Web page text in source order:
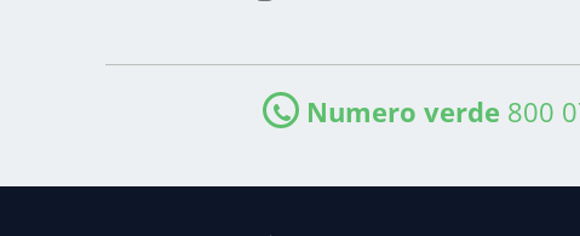
Numero verde 800